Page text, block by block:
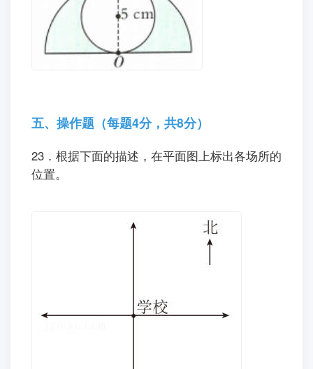
五、操作题（每题4分，共8分）
23．根据下面的描述，在平面图上标出各场所的
位置。